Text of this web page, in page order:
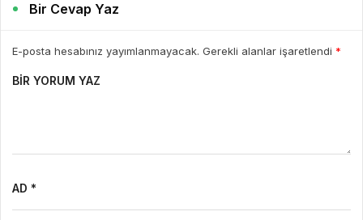
Bir Cevap Yaz
E-posta hesabınız yayımlanmayacak. Gerekli alanlar işaretlendi *
BIR YORUM YAZ
AD *